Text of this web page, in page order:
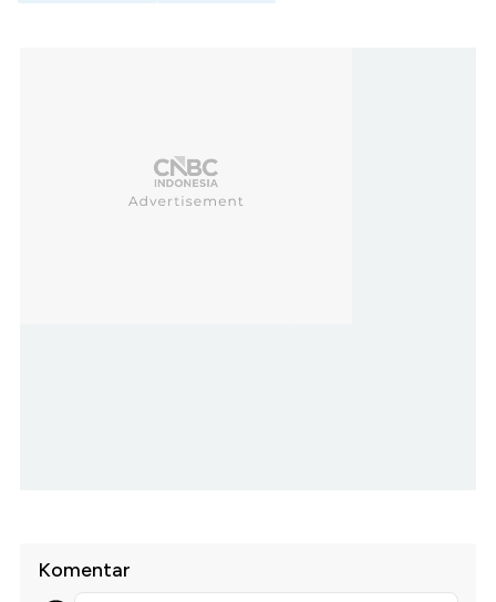
Komentar